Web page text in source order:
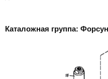
Каталожная группа: